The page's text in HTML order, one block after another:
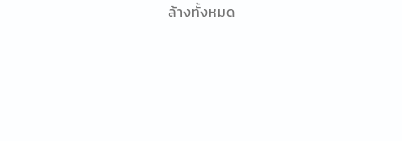
ล้างทั้งหมด